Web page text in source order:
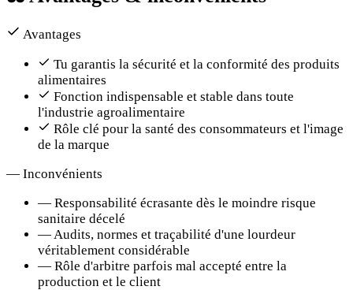
Avantages
Tu garantis la sécurité et la conformité des produits
alimentaires
Fonction indispensable et stable dans toute
l'industrie agroalimentaire
Rôle clé pour la santé des consommateurs et l'image
de la marque
— Inconvénients
— Responsabilité écrasante dès le moindre risque
sanitaire décelé
— Audits, normes et traçabilité d'une lourdeur
véritablement considérable
— Rôle d'arbitre parfois mal accepté entre la
production et le client